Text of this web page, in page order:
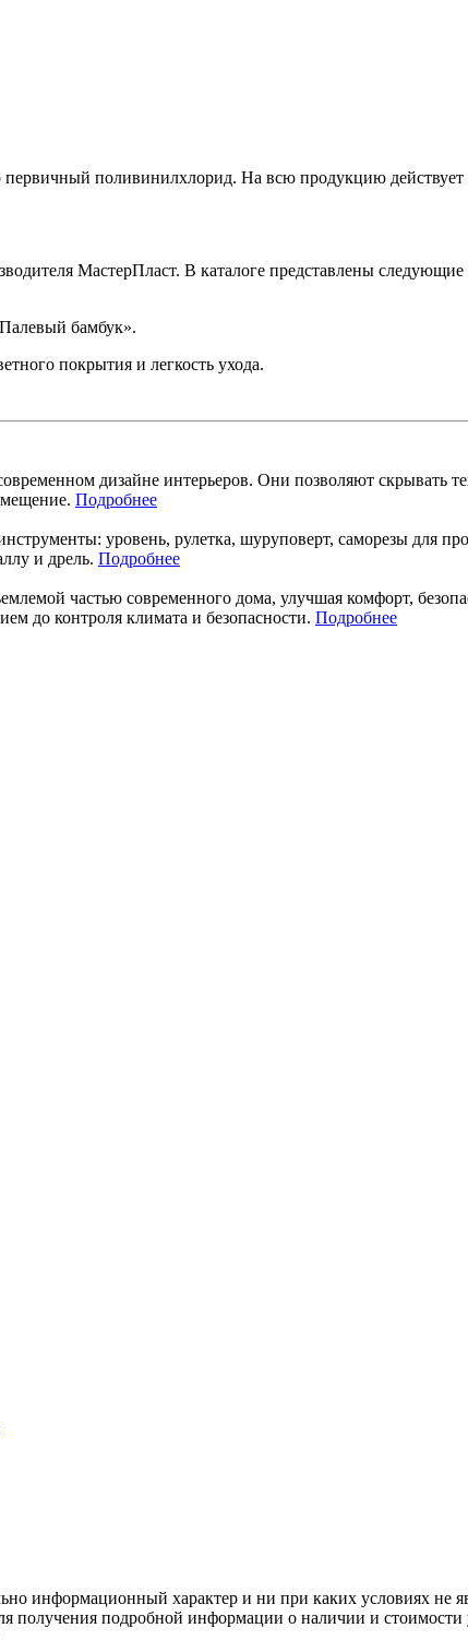
поливинилхлорид. На всю продукцию действует
МастерПласт. В каталоге представлены следующие
бамбук».
покрытия и легкость ухода.
дизайне интерьеров. Они позволяют скрывать
Подробнее
уровень, рулетка, шуруповерт, саморезы для
и дрель. Подробнее
частью современного дома, улучшая комфорт,
до контроля климата и безопасности. Подробнее
информационный характер и ни при каких условиях не
получения подробной информации о наличии и стоимости